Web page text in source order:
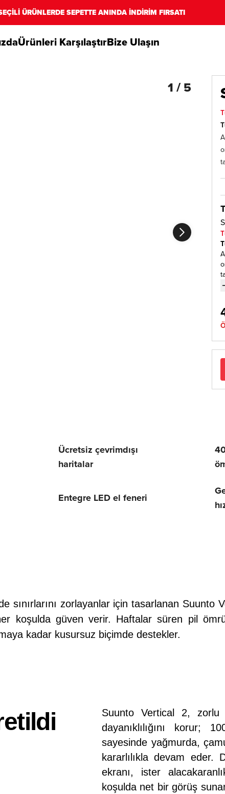
ÜRÜNLERDE SEPETTE ANINDA İNDİRİM FIRSATI
Ürünleri KarşılaştırBize Ulaşın
1 /5
Ücretsiz çevrimdışı
haritalar
Entegre LED el feneri
sınırlarını zorlayanlar için tasarlanan Suunto
koşulda güven verir. Haftalar süren pil
kadar kusursuz biçimde destekler.
Suunto Vertical 2, zorlu
dayanıklılığını korur;
sayesinde yağmurda,
kararlılıkla devam
ekranı, ister
koşulda net bir görüş